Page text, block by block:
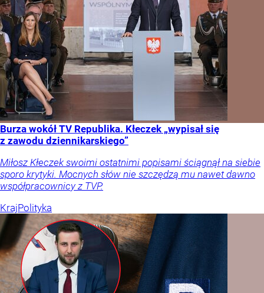
Burza wokół TV Republika. Kłeczek „wypisał się
z zawodu dziennikarskiego”
Miłosz Kłeczek swoimi ostatnimi popisami ściągnął na siebie
sporo krytyki. Mocnych słów nie szczędzą mu nawet dawno
współpracownicy z TVP.
KrajPolityka